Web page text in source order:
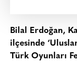
Bilal Erdoğan,
ilçesinde
Türk Oyunları